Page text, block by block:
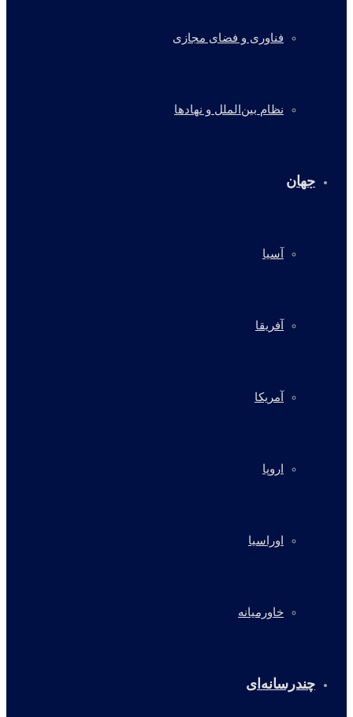
فناوری و فضای مجازی
نظام بین‌الملل و نهادها
جهان
آسیا
آفریقا
آمریکا
اروپا
اوراسیا
خاورمیانه
چندرسانه‌ای